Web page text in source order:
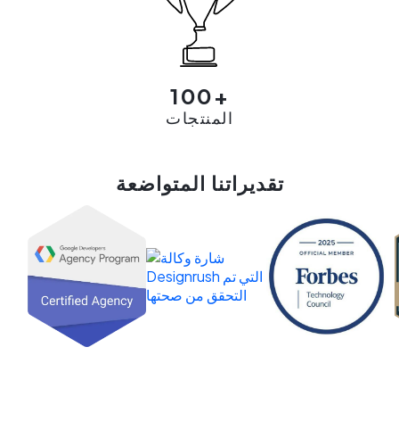
100+
المنتجات
تقديراتنا المتواضعة